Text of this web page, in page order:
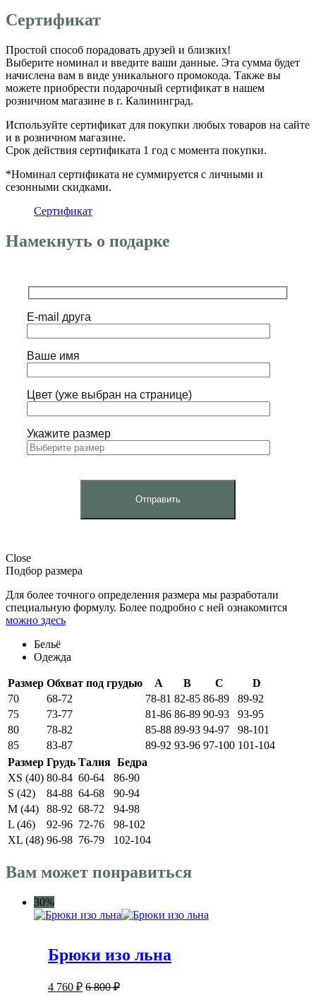
Сертификат
Простой способ порадовать друзей и близких!
Выберите номинал и введите ваши данные. Эта сумма будет
начислена вам в виде уникального промокода. Также вы
можете приобрести подарочный сертификат в нашем
розничном магазине в г. Калининград.
Используйте сертификат для покупки любых товаров на сайте
и в розничном магазине.
Срок действия сертификата 1 год с момента покупки.
*Номинал сертификата не суммируется с личными и
сезонными скидками.
Сертификат
Намекнуть о подарке
E-mail друга
Ваше имя
Цвет (уже выбран на странице)
Укажите размер
Close
Подбор размера
Для более точного определения размера мы разработали
специальную формулу. Более подробно с ней ознакомится
можно здесь
Бельё
Одежда
Размер Обхват под грудью A B C
D
70
68-72 78-81 82-85 86-89
89-92
75
73-77 81-86 86-89 90-93
93-95
80
78-82 85-88 89-93 94-97
98-101
85
83-87 89-92 93-96 97-100 101-104
Размер Грудь Талия Бедра
XS (40) 80-84 60-64
86-90
S (42)
84-88 64-68
90-94
M (44)
88-92 68-72
94-98
L (46)
92-96 72-76
98-102
XL (48) 96-98 76-79 102-104
Вам может понравиться
30%
Брюки изо льна
4 760 ₽ 6 800₽